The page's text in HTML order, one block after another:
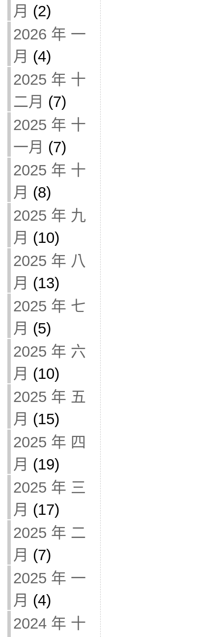
月 (2)
2026 年 一
月 (4)
2025 年 十
二月 (7)
2025 年 十
一月 (7)
2025 年 十
月 (8)
2025 年 九
月 (10)
2025 年 八
月 (13)
2025 年 七
月 (5)
2025 年 六
月 (10)
2025 年 五
月 (15)
2025 年 四
月 (19)
2025 年 三
月 (17)
2025 年 二
月 (7)
2025 年 一
月 (4)
2024 年 十